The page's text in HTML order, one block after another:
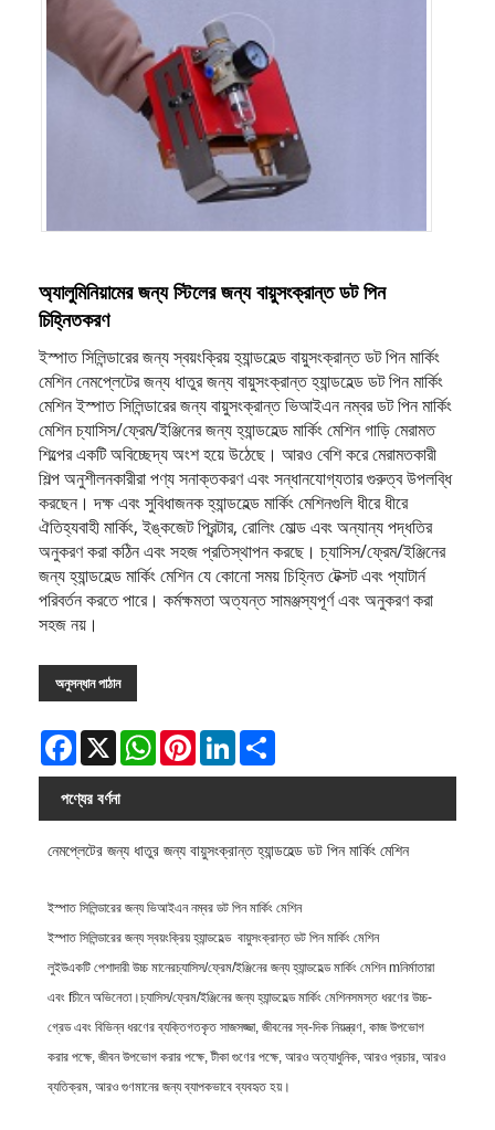
অ্যালুমিনিয়ামের জন্য স্টিলের জন্য বায়ুসংক্রান্ত ডট পিন
চিহ্নিতকরণ
ইস্পাত সিলিন্ডারের জন্য স্বয়ংক্রিয় হ্যান্ডহেল্ড বায়ুসংক্রান্ত ডট পিন মার্কিং
মেশিন নেমপ্লেটের জন্য ধাতুর জন্য বায়ুসংক্রান্ত হ্যান্ডহেল্ড ডট পিন মার্কিং
মেশিন ইস্পাত সিলিন্ডারের জন্য বায়ুসংক্রান্ত ভিআইএন নম্বর ডট পিন মার্কিং
মেশিন চ্যাসিস/ফ্রেম/ইঞ্জিনের জন্য হ্যান্ডহেল্ড মার্কিং মেশিন গাড়ি মেরামত
শিল্পের একটি অবিচ্ছেদ্য অংশ হয়ে উঠেছে। আরও বেশি করে মেরামতকারী
শিল্প অনুশীলনকারীরা পণ্য সনাক্তকরণ এবং সন্ধানযোগ্যতার গুরুত্ব উপলব্ধি
করছেন। দক্ষ এবং সুবিধাজনক হ্যান্ডহেল্ড মার্কিং মেশিনগুলি ধীরে ধীরে
ঐতিহ্যবাহী মার্কিং, ইঙ্কজেট প্রিন্টার, রোলিং মোল্ড এবং অন্যান্য পদ্ধতির
অনুকরণ করা কঠিন এবং সহজ প্রতিস্থাপন করছে। চ্যাসিস/ফ্রেম/ইঞ্জিনের
জন্য হ্যান্ডহেল্ড মার্কিং মেশিন যে কোনো সময় চিহ্নিত টেক্সট এবং প্যাটার্ন
পরিবর্তন করতে পারে। কর্মক্ষমতা অত্যন্ত সামঞ্জস্যপূর্ণ এবং অনুকরণ করা
সহজ নয়।
অনুসন্ধান পাঠান
Facebook
X WhatsAppPinterestLinkedIn
পণ্যের বর্ণনা
নেমপ্লেটের জন্য ধাতুর জন্য বায়ুসংক্রান্ত হ্যান্ডহেল্ড ডট পিন মার্কিং মেশিন
ইস্পাত সিলিন্ডারের জন্য ভিআইএন নম্বর ডট পিন মার্কিং মেশিন
ইস্পাত সিলিন্ডারের জন্য স্বয়ংক্রিয় হ্যান্ডহেল্ড বায়ুসংক্রান্ত ডট পিন মার্কিং মেশিন
লুইউএকটি পেশাদারী উচ্চ মানেরচ্যাসিস/ফ্রেম/ইঞ্জিনের জন্য হ্যান্ডহেল্ড মার্কিং মেশিন mনির্মাতারা
এবং fচীনে অভিনেতা।চ্যাসিস/ফ্রেম/ইঞ্জিনের জন্য হ্যান্ডহেল্ড মার্কিং মেশিনসমস্ত ধরণের উচ্চ-
গ্রেড এবং বিভিন্ন ধরণের ব্যক্তিগতকৃত সাজসজ্জা, জীবনের স্ব-দিক নিয়ন্ত্রণ, কাজ উপভোগ
করার পক্ষে, জীবন উপভোগ করার পক্ষে, টীকা গুণের পক্ষে, আরও অত্যাধুনিক, আরও প্রচার, আরও
ব্যতিক্রম, আরও গুণমানের জন্য ব্যাপকভাবে ব্যবহৃত হয়।